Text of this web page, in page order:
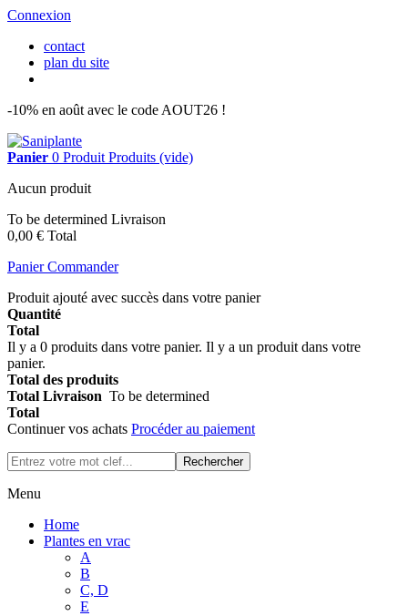
Connexion
contact
plan du site
-10% en août avec le code AOUT26 !
Panier 0 Produit Produits (vide)
Aucun produit
To be determined Livraison
0,00 € Total
Panier Commander
Produit ajouté avec succès dans votre panier
Quantité
Total
Il y a 0 produits dans votre panier. Il y a un produit dans votre
panier.
Total des produits
Total Livraison To be determined
Total
Continuer vos achats Procéder au paiement
Rechercher
Menu
Home
Plantes en vrac
A
B
C, D
E